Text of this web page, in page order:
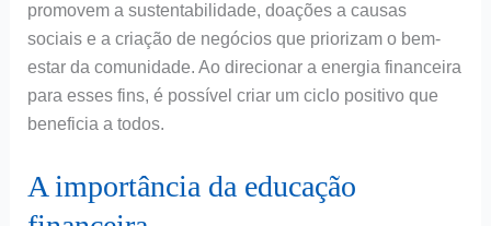
promovem a sustentabilidade, doações a causas
sociais e a criação de negócios que priorizam o bem-
estar da comunidade. Ao direcionar a energia financeira
para esses fins, é possível criar um ciclo positivo que
beneficia a todos.
A importância da educação